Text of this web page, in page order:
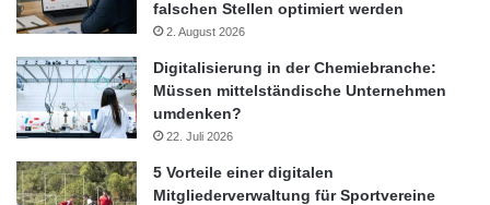
falschen Stellen optimiert werden
2. August 2026
Digitalisierung in der Chemiebranche:
Müssen mittelständische Unternehmen
umdenken?
22. Juli 2026
5 Vorteile einer digitalen
Mitgliederverwaltung für Sportvereine